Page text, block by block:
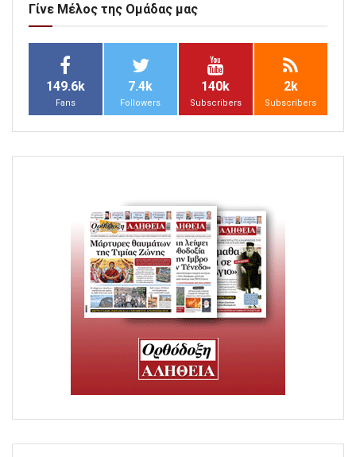
Γίνε Μέλος της Ομάδας μας
149.6k
Fans
7.4k
Followers
140k
Subscribers
2k
Subscribers